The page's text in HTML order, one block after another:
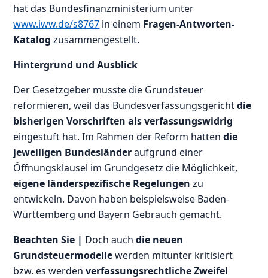
hat das Bundesfinanzministerium unter
www.iww.de/s8767 in einem Fragen-Antworten-
Katalog zusammengestellt.
Hintergrund und Ausblick
Der Gesetzgeber musste die Grundsteuer
reformieren, weil das Bundesverfassungsgerichtdie
bisherigen Vorschriften als verfassungswidrig
eingestuft hat. Im Rahmen der Reform hattendie
jeweiligen Bundesländeraufgrund einer
Öffnungsklausel im Grundgesetz die Möglichkeit,
eigene länderspezifische Regelungen zu
entwickeln. Davon haben beispielsweise Baden-
Württemberg und Bayern Gebrauch gemacht.
Beachten Sie | Doch auchdie neuen
Grundsteuermodellewerden mitunter kritisiert
bzw. es werdenverfassungsrechtliche Zweifel